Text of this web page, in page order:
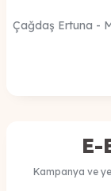
Çağdaş Ertuna -
E-
Kampanya ve